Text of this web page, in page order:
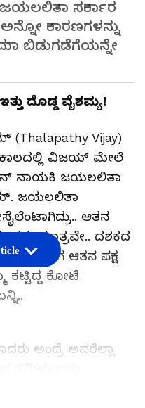
ಸರ್ಕಾರ
ಕಾರಣಗಳನ್ನು
ಬಿಡುಗಡೆಗೆಯನ್ನೇ
ದೊಡ್ಡ ವೈಶಮ್ಯ!
Vijay)
ವಿಜಯ್​​ ಮೇಲೆ
ನಾಯಕಿ ಜಯಲಲಿತಾ
ಜಯಲಲಿತಾ
ಆತನ
ಮಾತ್ರವೇ.. ದಶಕದ
ಇದೀಗ ಆತನ ಪಕ್ಷ
ಕಟ್ಟಿದ್ದ ಕೋಟೆ
ಅಂದ್ರೆ ಅವರೆಲ್ಲಾ